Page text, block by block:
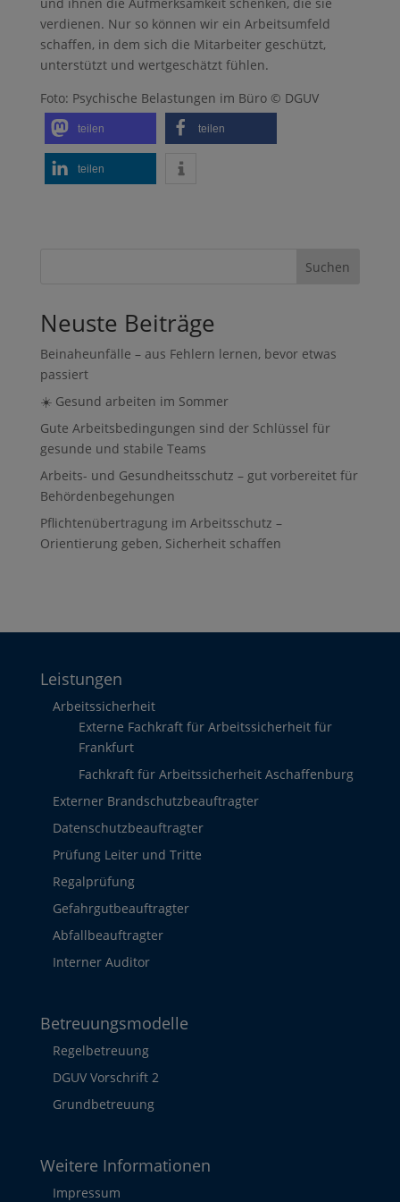
verdienen. Nur so können wir ein Arbeitsumfeld
schaffen, in dem sich die Mitarbeiter geschützt,
unterstützt und wertgeschätzt fühlen.
Foto: Psychische Belastungen im Büro © DGUV
teilen teilen
teilen
Suchen
Neuste Beiträge
Beinaheunfälle – aus Fehlern lernen, bevor etwas
passiert
☀️ Gesund arbeiten im Sommer
Gute Arbeitsbedingungen sind der Schlüssel für
gesunde und stabile Teams
Arbeits- und Gesundheitsschutz – gut vorbereitet für
Behördenbegehungen
Pflichtenübertragung im Arbeitsschutz –
Orientierung geben, Sicherheit schaffen
Leistungen
Arbeitssicherheit
Externe Fachkraft für Arbeitssicherheit für
Frankfurt
Fachkraft für Arbeitssicherheit Aschaffenburg
Externer Brandschutzbeauftragter
Datenschutzbeauftragter
Prüfung Leiter und Tritte
Regalprüfung
Gefahrgutbeauftragter
Abfallbeauftragter
Interner Auditor
Betreuungsmodelle
Regelbetreuung
DGUV Vorschrift 2
Grundbetreuung
Weitere Informationen
Impressum